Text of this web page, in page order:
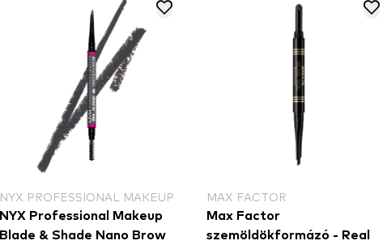
NYX PROFESSIONAL MAKEUP
NYX Professional Makeup
Blade & Shade Nano Brow
MAX FACTOR
Max Factor
szemöldökformázó - Real